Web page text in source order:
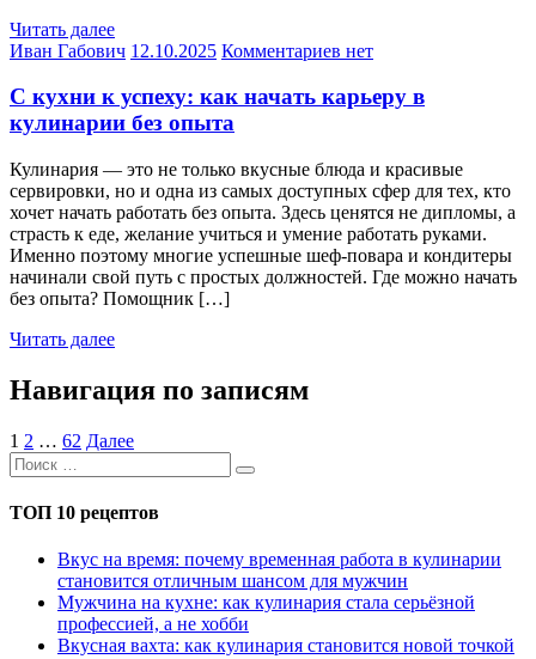
Читать далее
Иван Габович 12.10.2025 Комментариев нет
С кухни к успеху: как начать карьеру в
кулинарии без опыта
Кулинария — это не только вкусные блюда и красивые
сервировки, но и одна из самых доступных сфер для тех, кто
хочет начать работать без опыта. Здесь ценятся не дипломы, а
страсть к еде, желание учиться и умение работать руками.
Именно поэтому многие успешные шеф-повара и кондитеры
начинали свой путь с простых должностей. Где можно начать
без опыта? Помощник […]
Читать далее
Навигация по записям
1 2 … 62 Далее
ТОП 10 рецептов
Вкус на время: почему временная работа в кулинарии
становится отличным шансом для мужчин
Мужчина на кухне: как кулинария стала серьёзной
профессией, а не хобби
Вкусная вахта: как кулинария становится новой точкой